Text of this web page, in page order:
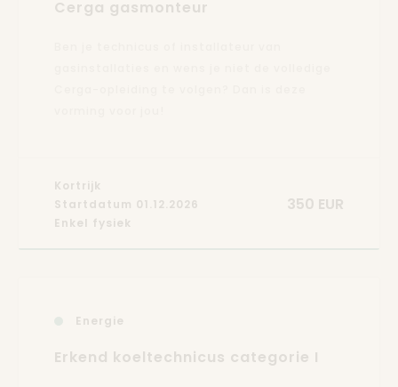
Cerga gasmonteur
Kortrijk
Startdatum 01.12.2026
Enkel fysiek
350 EUR
Energie
Erkend koeltechnicus categorie I